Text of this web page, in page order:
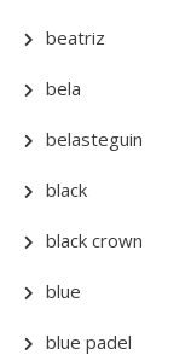
beatriz
bela
belasteguin
black
black crown
blue
blue padel